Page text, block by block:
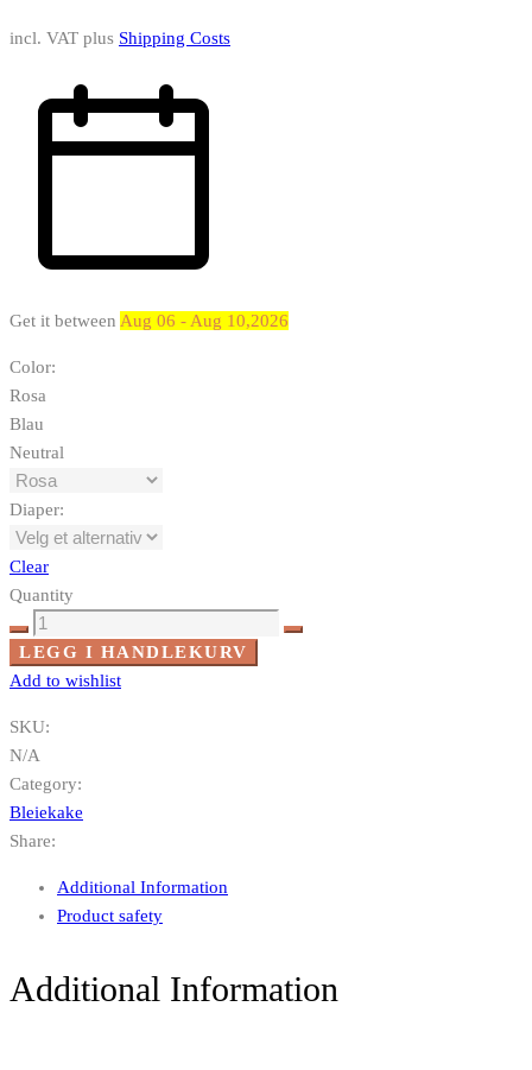
incl. VAT plus Shipping Costs
Get it between Aug 06 - Aug 10,2026
Color:
Rosa
Blau
Neutral
Diaper:
Clear
Quantity
Sjiraff
liten
antall
LEGG I HANDLEKURV
Add to wishlist
SKU:
N/A
Category:
Bleiekake
Share:
Additional Information
Product safety
Additional Information